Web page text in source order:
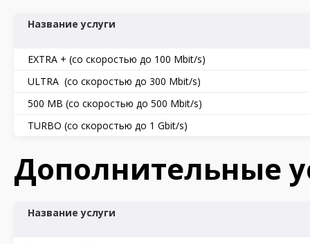
Название услуги
EXTRA + (со скоростью до 100 Mbit/s)
ULTRA (со скоростью до 300 Mbit/s)
500 MB (со скоростью до 500 Mbit/s)
TURBO (со скоростью до 1 Gbit/s)
Дополнительные
Название услуги